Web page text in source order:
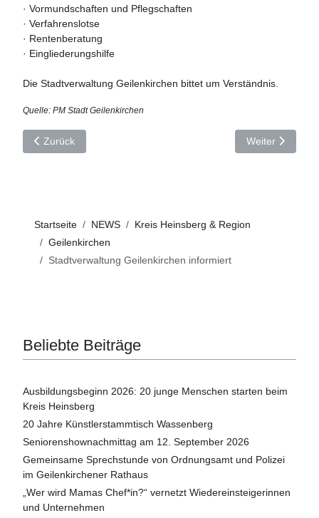
· Vormundschaften und Pflegschaften
· Verfahrenslotse
· Rentenberatung
· Eingliederungshilfe
Die Stadtverwaltung Geilenkirchen bittet um Verständnis.
Quelle: PM Stadt Geilenkirchen
Vorheriger Beitrag: Feuerwehrehrung 2025 in Geilenkirchen
Zurück Nächster
Weiter
Startseite NEWS
Kreis Heinsberg & Region
Geilenkirchen
Stadtverwaltung Geilenkirchen informiert
Beliebte Beiträge
Ausbildungsbeginn 2026: 20 junge Menschen starten beim
Kreis Heinsberg
20 Jahre Künstlerstammtisch Wassenberg
Seniorenshownachmittag am 12. September 2026
Gemeinsame Sprechstunde von Ordnungsamt und Polizei
im Geilenkirchener Rathaus
„Wer wird Mamas Chef*in?“ vernetzt Wiedereinsteigerinnen
und Unternehmen